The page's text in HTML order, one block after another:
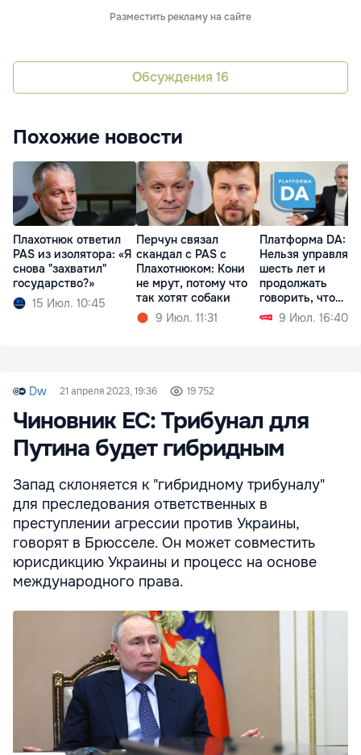
Разместить рекламу на сайте
Обсуждения 16
Похожие новости
Плахотнюк ответил
PAS из изолятора: «Я
снова "захватил"
государство?»
15 Июл. 10:45
Перчун связал
скандал с PAS с
Плахотнюком: Кони
не мрут, потому что
так хотят собаки
9 Июл. 11:31
Платформа DA:
Нельзя управлять
шесть лет и
продолжать
говорить, что
виноват
9 Июл. 16:40
Dw 21 апреля 2023, 19:36 19 752
Чиновник ЕС: Трибунал для
Путина будет гибридным
Запад склоняется к "гибридному трибуналу"
для преследования ответственных в
преступлении агрессии против Украины,
говорят в Брюсселе. Он может совместить
юрисдикцию Украины и процесс на основе
международного права.